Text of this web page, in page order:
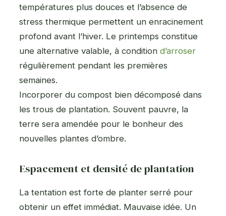
températures plus douces et l’absence de
stress thermique permettent un enracinement
profond avant l’hiver. Le printemps constitue
une alternative valable, à condition d’arroser
régulièrement pendant les premières
semaines.
Incorporer du compost bien décomposé dans
les trous de plantation. Souvent pauvre, la
terre sera amendée pour le bonheur des
nouvelles plantes d’ombre.
Espacement et densité de plantation
La tentation est forte de planter serré pour
obtenir un effet immédiat. Mauvaise idée. Un